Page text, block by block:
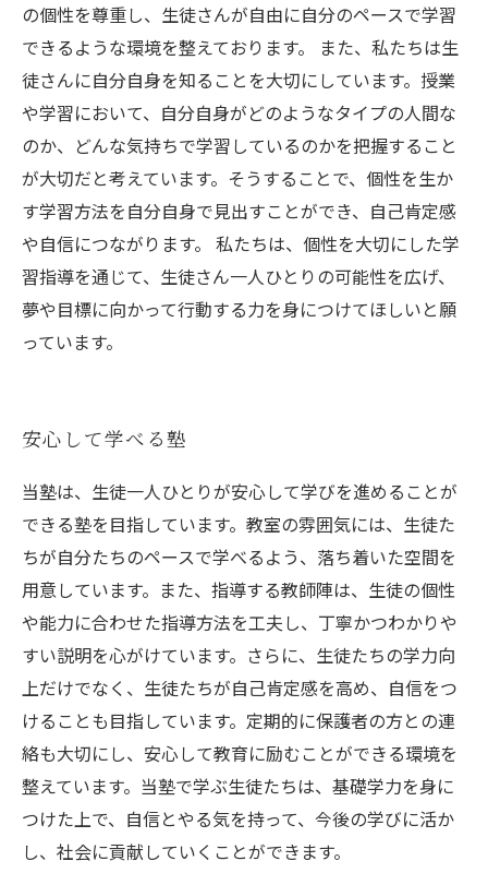
の個性を尊重し、生徒さんが自由に自分のペースで学習
できるような環境を整えております。 また、私たちは生
徒さんに自分自身を知ることを大切にしています。授業
や学習において、自分自身がどのようなタイプの人間な
のか、どんな気持ちで学習しているのかを把握すること
が大切だと考えています。そうすることで、個性を生か
す学習方法を自分自身で見出すことができ、自己肯定感
や自信につながります。 私たちは、個性を大切にした学
習指導を通じて、生徒さん一人ひとりの可能性を広げ、
夢や目標に向かって行動する力を身につけてほしいと願
っています。
安心して学べる塾
当塾は、生徒一人ひとりが安心して学びを進めることが
できる塾を目指しています。教室の雰囲気には、生徒た
ちが自分たちのペースで学べるよう、落ち着いた空間を
用意しています。また、指導する教師陣は、生徒の個性
や能力に合わせた指導方法を工夫し、丁寧かつわかりや
すい説明を心がけています。さらに、生徒たちの学力向
上だけでなく、生徒たちが自己肯定感を高め、自信をつ
けることも目指しています。定期的に保護者の方との連
絡も大切にし、安心して教育に励むことができる環境を
整えています。当塾で学ぶ生徒たちは、基礎学力を身に
つけた上で、自信とやる気を持って、今後の学びに活か
し、社会に貢献していくことができます。